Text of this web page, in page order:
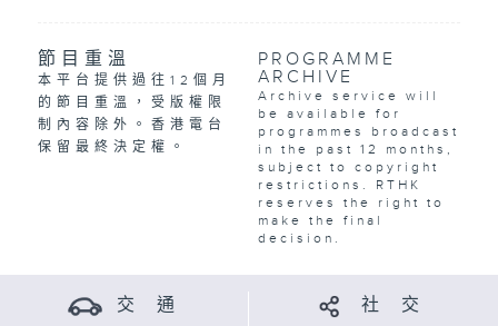
節目重溫
本平台提供過往12個月
的節目重溫，受版權限
制內容除外。香港電台
保留最終決定權。
PROGRAMME
ARCHIVE
Archive service will
be available for
programmes broadcast
in the past 12 months,
subject to copyright
restrictions. RTHK
reserves the right to
make the final
decision.
交 通 社 交